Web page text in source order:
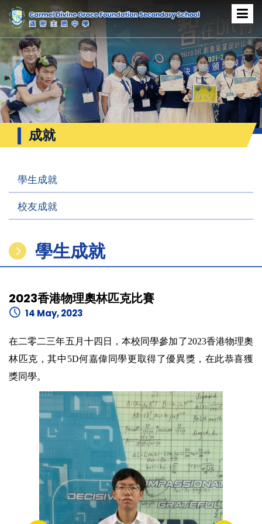
成就
學生成就
校友成就
學生成就
2023香港物理奧林匹克比賽
14 May, 2023
在二零二三年五月十四日，本校同學參加了2023香港物理奧
林匹克，其中5D何嘉偉同學更取得了優異獎，在此恭喜獲
獎同學。